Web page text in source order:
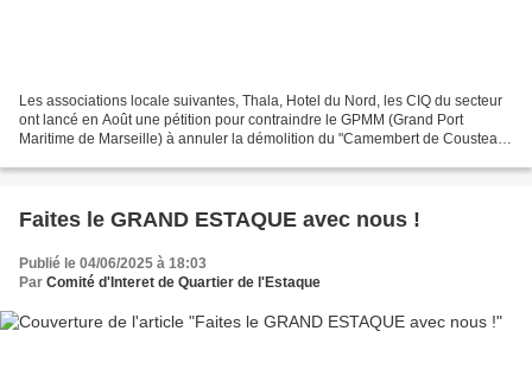
Les associations locale suivantes, Thala, Hotel du Nord, les CIQ du secteur
ont lancé en Août une pétition pour contraindre le GPMM (Grand Port
Maritime de Marseille) à annuler la démolition du "Camembert de Cousteau"
Faites le GRAND ESTAQUE avec nous !
Publié le 04/06/2025 à 18:03
Par Comité d'Interet de Quartier de l'Estaque